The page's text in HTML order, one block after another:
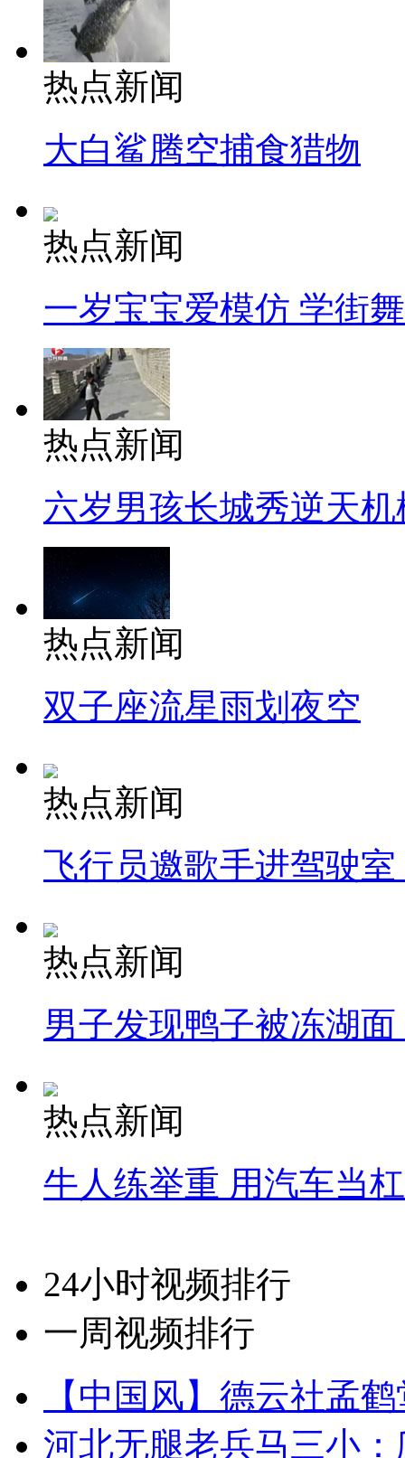
热点新闻
大白鲨腾空捕食猎物
热点新闻
一岁宝宝爱模仿 学街
热点新闻
六岁男孩长城秀逆天机
热点新闻
双子座流星雨划夜空
热点新闻
飞行员邀歌手进驾驶
热点新闻
男子发现鸭子被冻湖
热点新闻
牛人练举重 用汽车当
24小时视频排行
一周视频排行
【中国风】德云社孟
河北无腿老兵马三小